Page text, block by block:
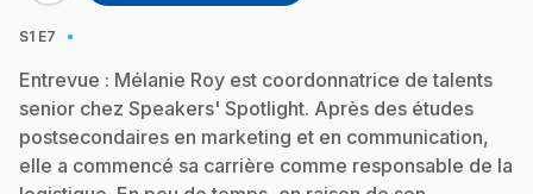
S1 E7 ·
Entrevue : Mélanie Roy est coordonnatrice de talents
senior chez Speakers' Spotlight. Après des études
postsecondaires en marketing et en communication,
elle a commencé sa carrière comme responsable de la